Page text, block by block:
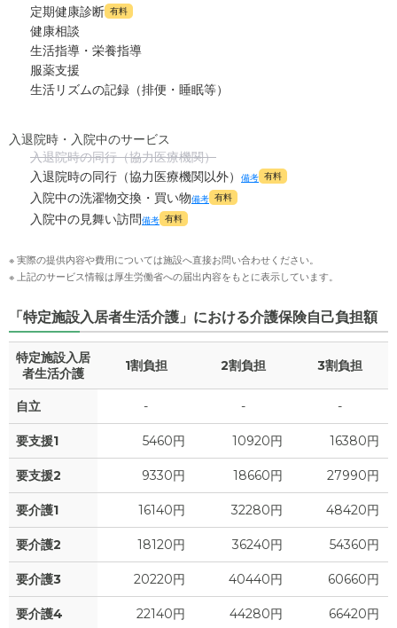
定期健康診断 有料
健康相談
生活指導・栄養指導
服薬支援
生活リズムの記録（排便・睡眠等）
入退院時・入院中のサービス
入退院時の同行（協力医療機関）
入退院時の同行（協力医療機関以外）
備考 有料
入院中の洗濯物交換・買い物備考 有料
入院中の見舞い訪問備考 有料
※ 実際の提供内容や費用については施設へ直接お問い合わせください。
※ 上記のサービス情報は厚生労働省への届出内容をもとに表示しています。
「特定施設入居者生活介護」における介護保険自己負担額
特定施設入居
者生活介護
1割負担 2割負担 3割負担
自立 - - -
要支援1 5460円 10920円 16380円
要支援2 9330円 18660円 27990円
要介護1 16140円 32280円 48420円
要介護2 18120円 36240円 54360円
要介護3 20220円 40440円 60660円
要介護4 22140円 44280円 66420円